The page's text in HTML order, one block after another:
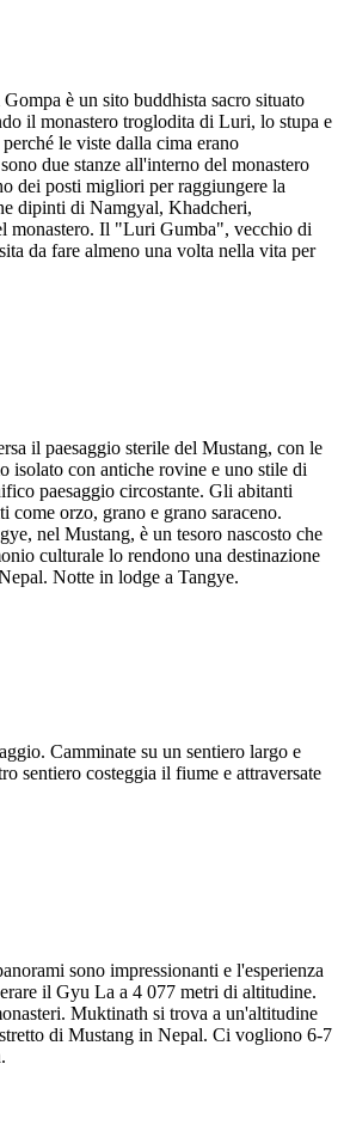
è un sito buddhista sacro situato
il monastero troglodita di Luri, lo stupa e
le viste dalla cima erano
due stanze all'interno del monastero
dei posti migliori per raggiungere la
dipinti di Namgyal, Khadcheri,
monastero. Il "Luri Gumba", vecchio di
da fare almeno una volta nella vita per
il paesaggio sterile del Mustang, con le
isolato con antiche rovine e uno stile di
paesaggio circostante. Gli abitanti
orzo, grano e grano saraceno.
nel Mustang, è un tesoro nascosto che
culturale lo rendono una destinazione
Notte in lodge a Tangye.
Camminate su un sentiero largo e
sentiero costeggia il fiume e attraversate
sono impressionanti e l'esperienza
il Gyu La a 4 077 metri di altitudine.
Muktinath si trova a un'altitudine
di Mustang in Nepal. Ci vogliono 6-7